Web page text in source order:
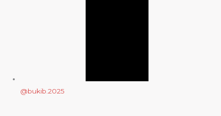
@bukib.2025